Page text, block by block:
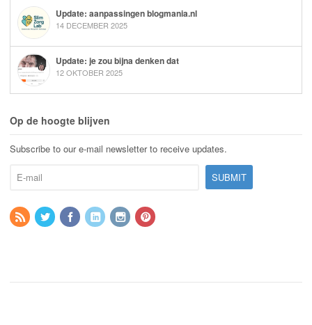
Update: aanpassingen blogmania.nl
14 DECEMBER 2025
Update: je zou bijna denken dat
12 OKTOBER 2025
Op de hoogte blijven
Subscribe to our e-mail newsletter to receive updates.